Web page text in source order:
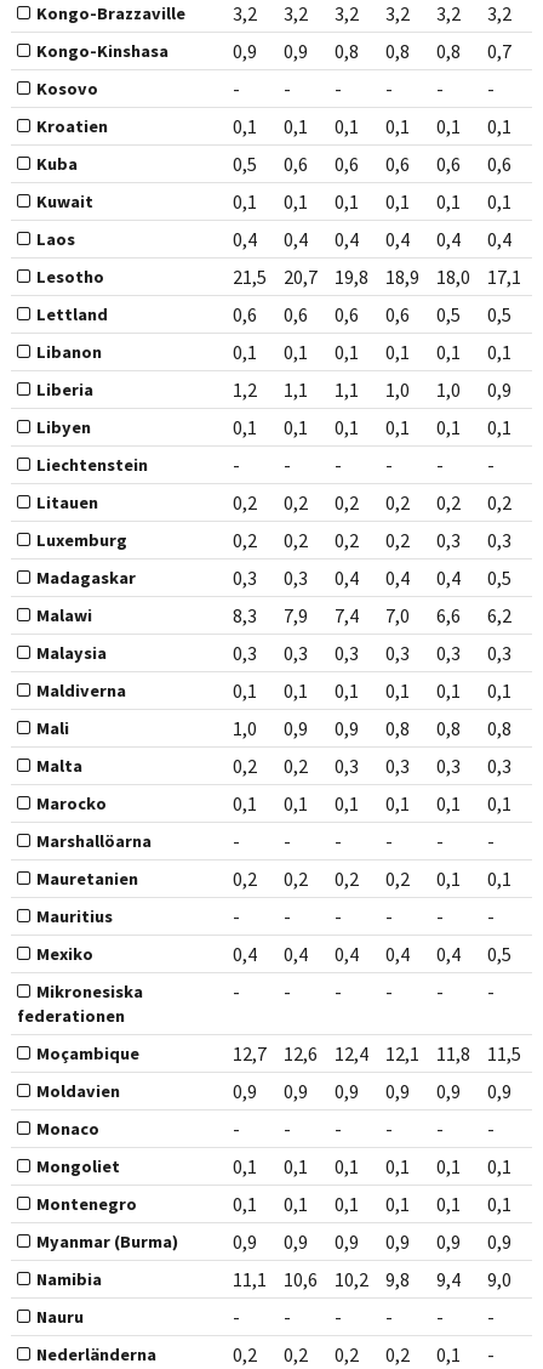
Kongo-Brazzaville 3,2 3,2 3,2 3,2 3,2 3,2
Kongo-Kinshasa 0,9 0,9 0,8 0,8 0,8 0,7
Kosovo - - - - - -
Kroatien 0,1 0,1 0,1 0,1 0,1 0,1
Kuba 0,5 0,6 0,6 0,6 0,6 0,6
Kuwait 0,1 0,1 0,1 0,1 0,1 0,1
Laos 0,4 0,4 0,4 0,4 0,4 0,4
Lesotho 21,5 20,7 19,8 18,9 18,0 17,1
Lettland 0,6 0,6 0,6 0,6 0,5 0,5
Libanon 0,1 0,1 0,1 0,1 0,1 0,1
Liberia 1,2 1,1 1,1 1,0 1,0 0,9
Libyen 0,1 0,1 0,1 0,1 0,1 0,1
Liechtenstein - - - - - -
Litauen 0,2 0,2 0,2 0,2 0,2 0,2
Luxemburg 0,2 0,2 0,2 0,2 0,3 0,3
Madagaskar 0,3 0,3 0,4 0,4 0,4 0,5
Malawi 8,3 7,9 7,4 7,0 6,6 6,2
Malaysia 0,3 0,3 0,3 0,3 0,3 0,3
Maldiverna 0,1 0,1 0,1 0,1 0,1 0,1
Mali 1,0 0,9 0,9 0,8 0,8 0,8
Malta 0,2 0,2 0,3 0,3 0,3 0,3
Marocko 0,1 0,1 0,1 0,1 0,1 0,1
Marshallöarna - - - - - -
Mauretanien 0,2 0,2 0,2 0,2 0,1 0,1
Mauritius - - - - - -
Mexiko 0,4 0,4 0,4 0,4 0,4 0,5
Mikronesiska
federationen
- - - - - -
Moçambique 12,7 12,6 12,4 12,1 11,8 11,5
Moldavien 0,9 0,9 0,9 0,9 0,9 0,9
Monaco - - - - - -
Mongoliet 0,1 0,1 0,1 0,1 0,1 0,1
Montenegro 0,1 0,1 0,1 0,1 0,1 0,1
Myanmar (Burma) 0,9 0,9 0,9 0,9 0,9 0,9
Namibia 11,1 10,6 10,2 9,8 9,4 9,0
Nauru - - - - - -
Nederländerna 0,2 0,2 0,2 0,2 0,1 -